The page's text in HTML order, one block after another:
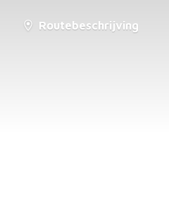
Routebeschrijving